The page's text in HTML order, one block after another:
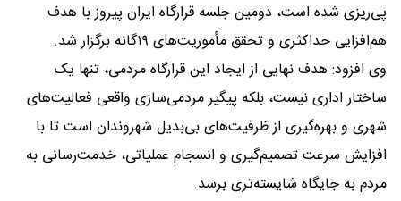
پی‌ریزی شده است، دومین جلسه قرارگاه ایران پیروز با هدف
هم‌افزایی حداکثری و تحقق مأموریت‌های ۱۹‌گانه برگزار شد.
وی افزود: هدف نهایی از ایجاد این قرارگاه مردمی، تنها یک
ساختار اداری نیست، بلکه پیگیر مردمی‌سازی واقعی فعالیت‌های
شهری و بهره‌گیری از ظرفیت‌های بی‌بدیل شهروندان است تا با
افزایش سرعت تصمیم‌گیری و انسجام عملیاتی، خدمت‌رسانی به
مردم به جایگاه شایسته‌تری برسد.